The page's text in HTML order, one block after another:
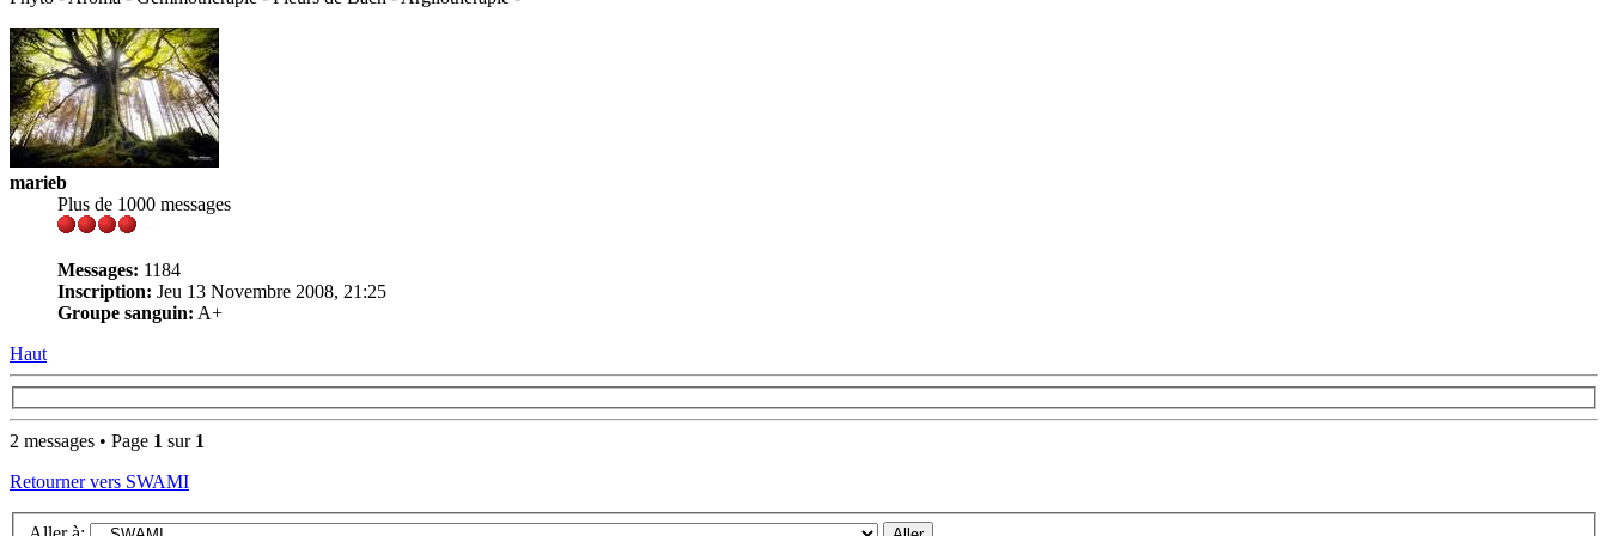
marieb
Plus de 1000 messages
Messages: 1184
Inscription: Jeu 13 Novembre 2008, 21:25
Groupe sanguin: A+
Haut
2 messages • Page 1 sur 1
Retourner vers SWAMI